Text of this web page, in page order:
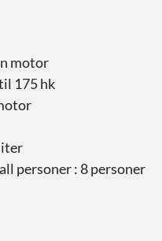
motor
175 hk
personer : 8 personer